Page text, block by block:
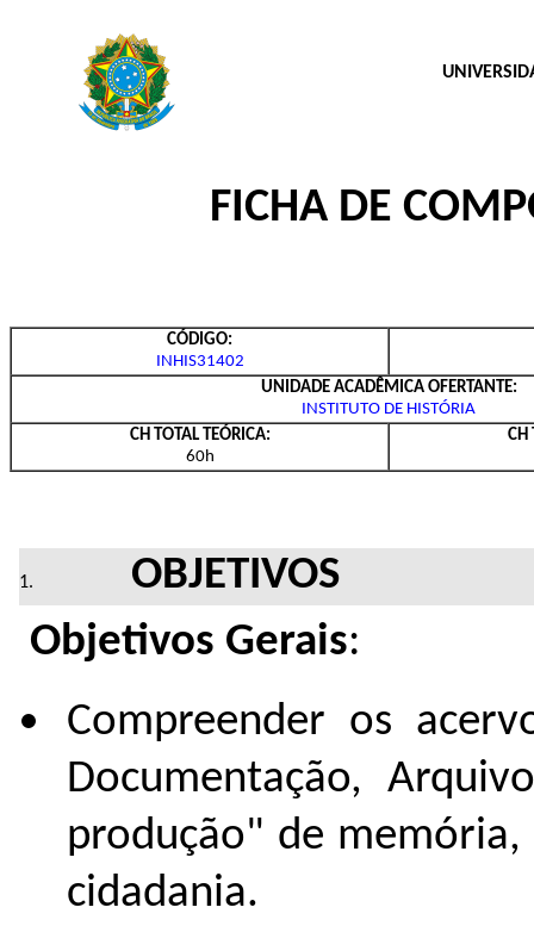
FICHA DE
CÓDIGO:
INHIS31402
UNIDADE ACADÊMICA OFERTANTE:
INSTITUTO DE HISTÓRIA
CH TOTAL TEÓRICA:
60h
CH
OBJETIVOS
Objetivos Gerais:
Compreender os
Documentação,
produção" de
cidadania.